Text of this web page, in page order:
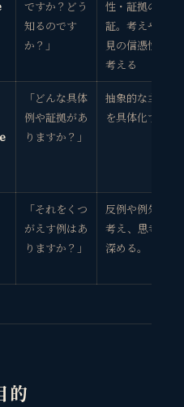
ですか？どう
知るのです
か？」
性・証拠の検
証。考えや意
見の信憑性を
考える
「どんな具体
例や証拠があ
りますか？」
抽象的な主張
を具体化する
「それをくつ
がえす例はあ
りますか？」
反例や例外を
考え、思考を
深める。
的